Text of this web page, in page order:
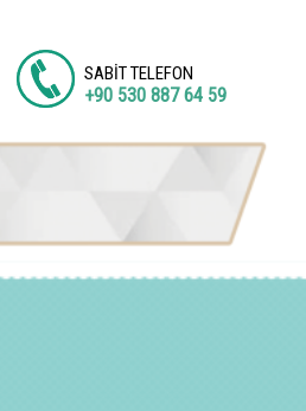
SABİT TELEFON
+90 530 887 64 59